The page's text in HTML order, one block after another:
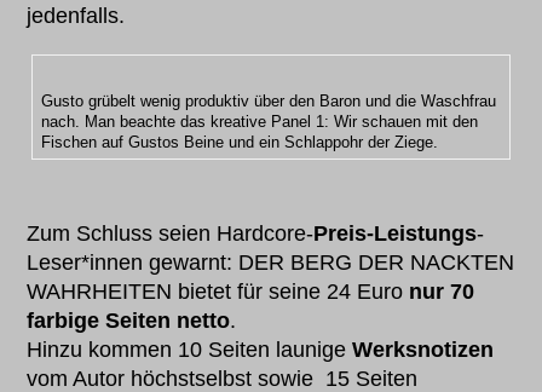
jedenfalls.
Gusto grübelt wenig produktiv über den Baron und die Waschfrau
nach. Man beachte das kreative Panel 1: Wir schauen mit den
Fischen auf Gustos Beine und ein Schlappohr der Ziege.
Zum Schluss seien Hardcore-Preis-Leistungs-
Leser*innen gewarnt: DER BERG DER NACKTEN
WAHRHEITEN bietet für seine 24 Euro nur 70
farbige Seiten netto.
Hinzu kommen 10 Seiten launigeWerksnotizen
vom Autor höchstselbst sowie 15 Seiten